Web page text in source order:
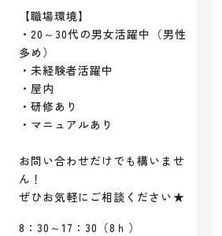
【職場環境】
・20～30代の男女活躍中（男性
多め）
・未経験者活躍中
・屋内
・研修あり
・マニュアルあり
お問い合わせだけでも構いませ
ん！
ぜひお気軽にご相談ください★
8：30～17：30（8ｈ）